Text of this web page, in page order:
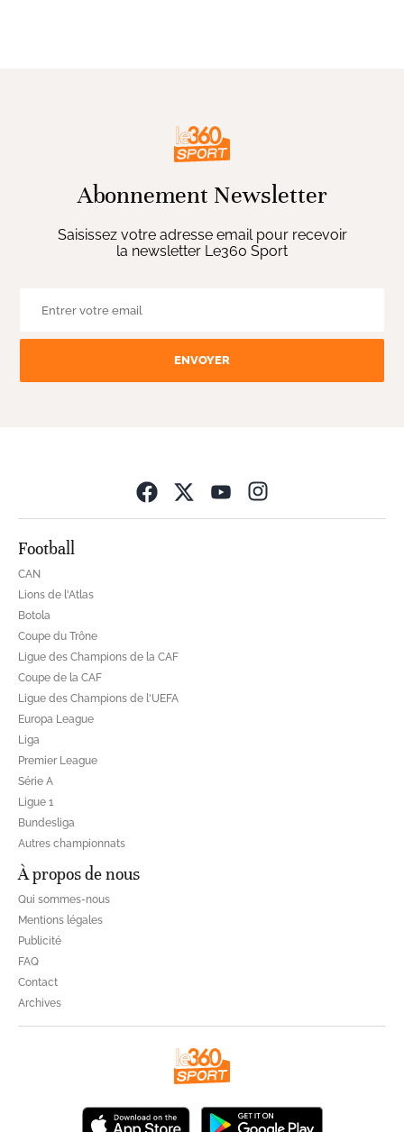
Abonnement Newsletter
Saisissez votre adresse email pour recevoir
la newsletter Le360 Sport
ENVOYER
Football
CAN
Lions de l'Atlas
Botola
Coupe du Trône
Ligue des Champions de la CAF
Coupe de la CAF
Ligue des Champions de l'UEFA
Europa League
Liga
Premier League
Série A
Ligue 1
Bundesliga
Autres championnats
À propos de nous
Qui sommes-nous
Mentions légales
Publicité
FAQ
Contact
Archives